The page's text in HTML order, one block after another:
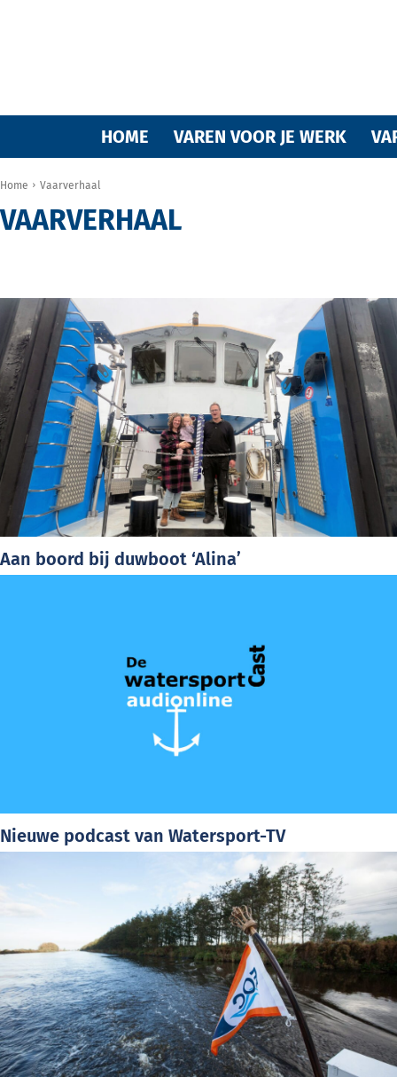
Varende
van
EOC
HOME VAREN VOOR JE WERK
Home Vaarverhaal
VAARVERHAAL
Aan boord bij duwboot ‘Alina’
Nieuwe podcast van Watersport-TV